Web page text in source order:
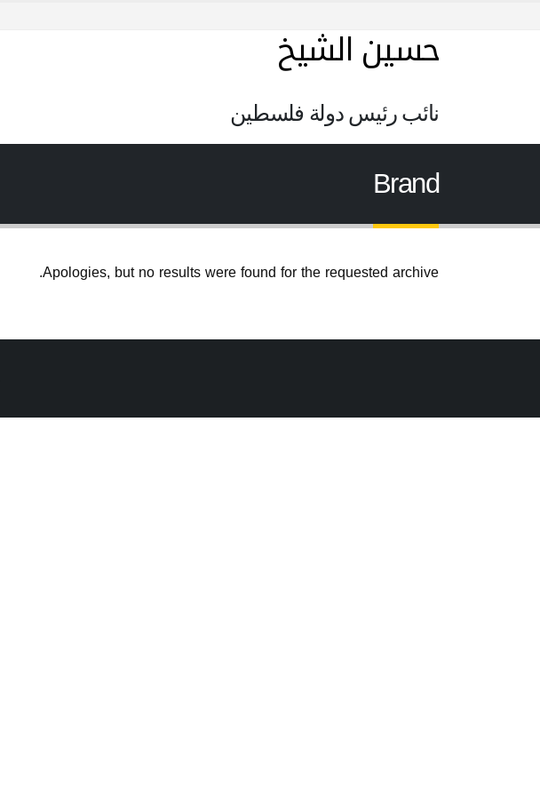
حسين الشيخ
نائب رئيس دولة فلسطين
Brand
Apologies, but no results were found for the requested archive.